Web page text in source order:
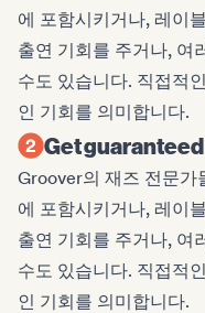
에 포함시키거나, 레이
출연 기회를 주거나, 여
수도 있습니다. 직접적
인 기회를 의미합니다.
Get
Groover의 재즈 전문가
에 포함시키거나, 레이
출연 기회를 주거나, 여
수도 있습니다. 직접적
인 기회를 의미합니다.